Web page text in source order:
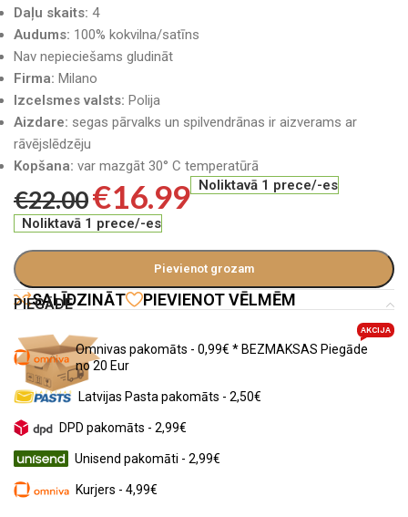
Daļu skaits: 4
Audums: 100% kokvilna/satīns
Nav nepieciešams gludināt
Firma: Milano
Izcelsmes valsts: Polija
Aizdare: segas pārvalks un spilvendrānas ir aizverams ar
rāvējslēdzēju
Kopšana: var mazgāt 30° C temperatūrā
€22.00€16.99 Noliktavā 1 prece/-es
Noliktavā 1 prece/-es
Pievienot grozam
SALĪDZINĀT PIEVIENOT VĒLMĒM
PIEGĀDE
Omnivas pakomāts - 0,99€ * BEZMAKSAS Piegāde
no 20 Eur
AKCIJA
Latvijas Pasta pakomāts - 2,50€
DPD pakomāts - 2,99€
Unisend pakomāti - 2,99€
Kurjers - 4,99€